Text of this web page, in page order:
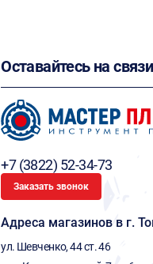
Оставайтесь на связи
+7 (3822) 52-34-73
Заказать звонок
Адреса магазинов в г.
ул. Шевченко, 44 ст. 46